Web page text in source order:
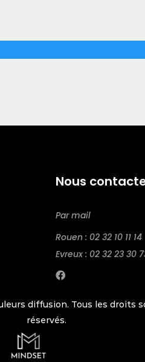
Nous
Par mail
Rouen : 02 32 10 11 14
Evreux : 02 32 23 30
diffusion. Tous les droits
réservés.